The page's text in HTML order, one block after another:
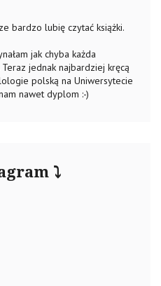
bardzo lubię czytać książki.
jak chyba każda
jednak najbardziej kręcą
polską na Uniwersytecie
nawet dyplom :-)
⤵